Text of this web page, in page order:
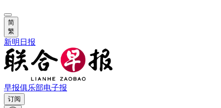
简
繁
新明日报
早报俱乐部电子报
订阅